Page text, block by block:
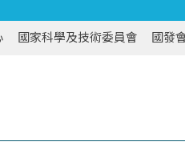
國家科學及技術委員會 國發